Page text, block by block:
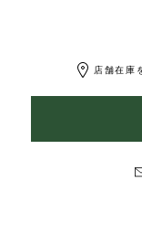
店舗在庫